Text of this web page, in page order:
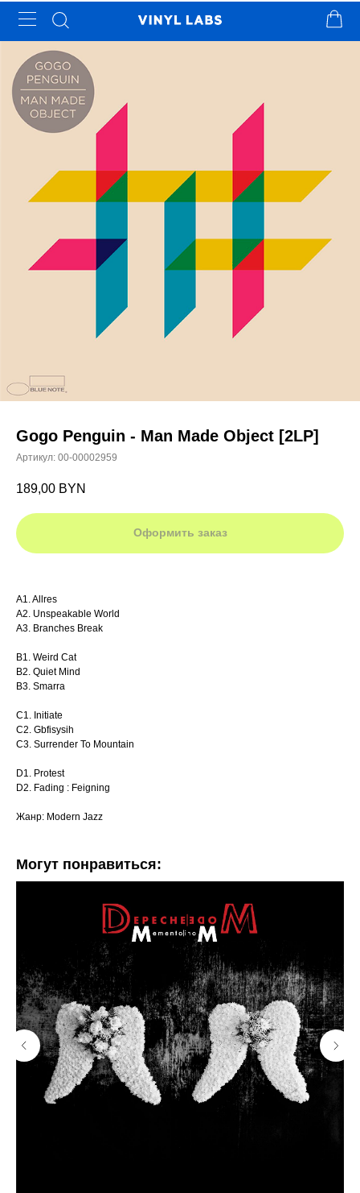
Gogo Penguin - Man Made Object [2LP]
Артикул: 00-00002959
189,00 BYN
Оформить заказ
A1. Allres
A2. Unspeakable World
A3. Branches Break
B1. Weird Cat
B2. Quiet Mind
B3. Smarra
C1. Initiate
C2. Gbfisysih
C3. Surrender To Mountain
D1. Protest
D2. Fading : Feigning
Жанр: Modern Jazz
Могут понравиться: